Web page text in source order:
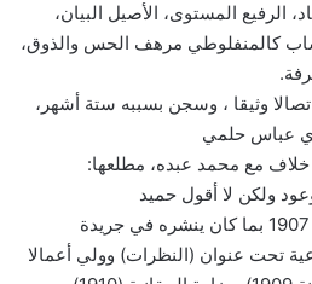
الرفيع المستوى، الأصيل البيان،
شاب كالمنفلوطي مرهف الحس والذوق،
وثيقا ، وسجن بسببه ستة أشهر،
عباس حلمي
مع محمد عبده، مطلعها:
ولكن لا أقول حميد
وابتدأت شهرته تعلو منذ سنة 1907 بما كان ينشره في جريدة
تحت عنوان (النظرات) وولي أعمالا